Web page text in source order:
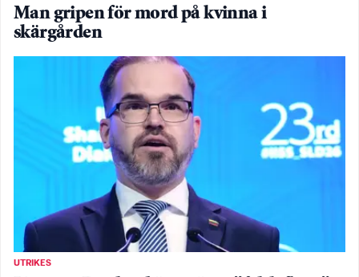
Man gripen för mord på kvinna i
skärgården
UTRIKES